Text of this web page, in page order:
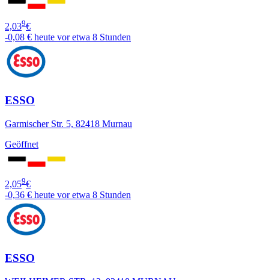
2,039€
-0,08 € heute vor etwa 8 Stunden
ESSO
Garmischer Str. 5, 82418 Murnau
Geöffnet
2,059€
-0,36 € heute vor etwa 8 Stunden
ESSO